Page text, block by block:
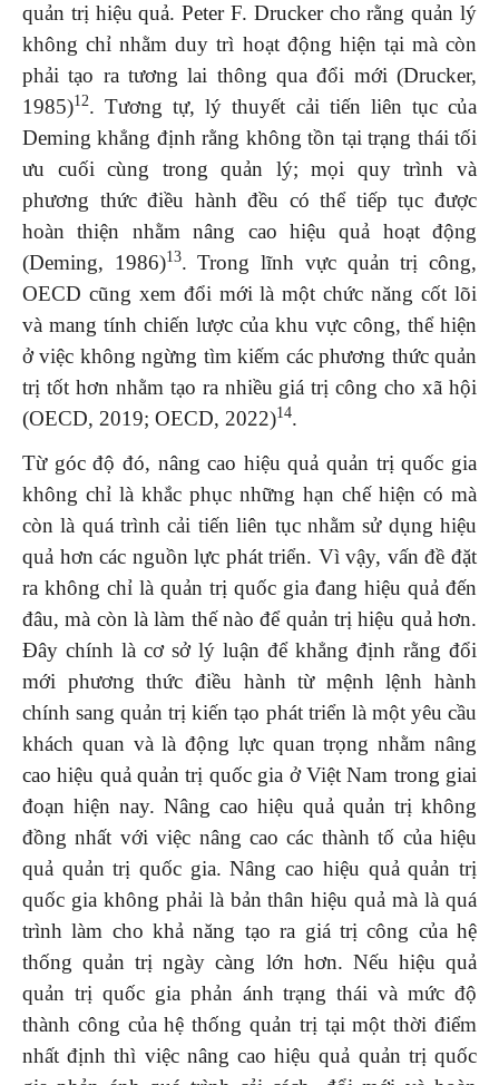
quản trị hiệu quả. Peter F. Drucker cho rằng quản lý
không chỉ nhằm duy trì hoạt động hiện tại mà còn
phải tạo ra tương lai thông qua đổi mới (Drucker,
1985)12. Tương tự, lý thuyết cải tiến liên tục của
Deming khẳng định rằng không tồn tại trạng thái tối
ưu cuối cùng trong quản lý; mọi quy trình và
phương thức điều hành đều có thể tiếp tục được
hoàn thiện nhằm nâng cao hiệu quả hoạt động
(Deming, 1986)13. Trong lĩnh vực quản trị công,
OECD cũng xem đổi mới là một chức năng cốt lõi
và mang tính chiến lược của khu vực công, thể hiện
ở việc không ngừng tìm kiếm các phương thức quản
trị tốt hơn nhằm tạo ra nhiều giá trị công cho xã hội
(OECD, 2019; OECD, 2022)14.
Từ góc độ đó, nâng cao hiệu quả quản trị quốc gia
không chỉ là khắc phục những hạn chế hiện có mà
còn là quá trình cải tiến liên tục nhằm sử dụng hiệu
quả hơn các nguồn lực phát triển. Vì vậy, vấn đề đặt
ra không chỉ là quản trị quốc gia đang hiệu quả đến
đâu, mà còn là làm thế nào để quản trị hiệu quả hơn.
Đây chính là cơ sở lý luận để khẳng định rằng đổi
mới phương thức điều hành từ mệnh lệnh hành
chính sang quản trị kiến tạo phát triển là một yêu cầu
khách quan và là động lực quan trọng nhằm nâng
cao hiệu quả quản trị quốc gia ở Việt Nam trong giai
đoạn hiện nay. Nâng cao hiệu quả quản trị không
đồng nhất với việc nâng cao các thành tố của hiệu
quả quản trị quốc gia. Nâng cao hiệu quả quản trị
quốc gia không phải là bản thân hiệu quả mà là quá
trình làm cho khả năng tạo ra giá trị công của hệ
thống quản trị ngày càng lớn hơn. Nếu hiệu quả
quản trị quốc gia phản ánh trạng thái và mức độ
thành công của hệ thống quản trị tại một thời điểm
nhất định thì việc nâng cao hiệu quả quản trị quốc